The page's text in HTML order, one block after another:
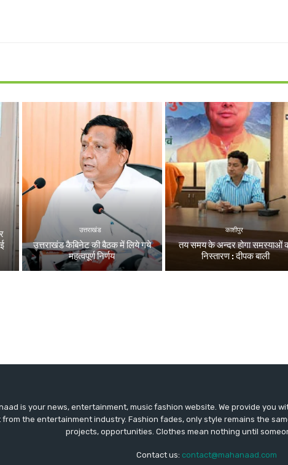
उत्तराखंड
उत्तराखंड कैबिनेट की बैठक में लिये गये
महत्वपूर्ण निर्णय
काशीपुर
तय समय के अन्दर होगा समस्याओं
निस्तारण : दीपक बाली
is your news, entertainment, music fashion website. We provide you
the entertainment industry. Fashion fades, only style remains the
projects, opportunities. Clothes mean nothing until
Contact us: contact@mahanaad.com